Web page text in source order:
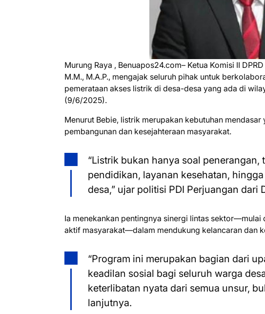
Murung Raya , Benuapos24.com– Ketua Komisi II
M.M., M.A.P., mengajak seluruh pihak untuk
pemerataan akses listrik di desa-desa yang ada di
(9/6/2025).
Menurut Bebie, listrik merupakan kebutuhan
pembangunan dan kesejahteraan masyarakat.
“Listrik bukan hanya soal
pendidikan, layanan kesehatan,
desa,” ujar politisi PDI Perjuangan dari
Ia menekankan pentingnya sinergi lintas sektor—mulai
aktif masyarakat—dalam mendukung kelancaran dan
“Program ini merupakan bagian dari
keadilan sosial bagi seluruh warga
keterlibatan nyata dari semua unsur,
lanjutnya.